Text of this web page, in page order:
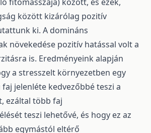
között kizárólag pozitív
ki. A domináns
növekedése pozitív hatással volt a
is. Eredményeink alapján
a stresszelt környezetben egy
jelenléte kedvezőbbé teszi a
ezáltal több faj
teszi lehetővé, és hogy ez az
egymástól eltérő